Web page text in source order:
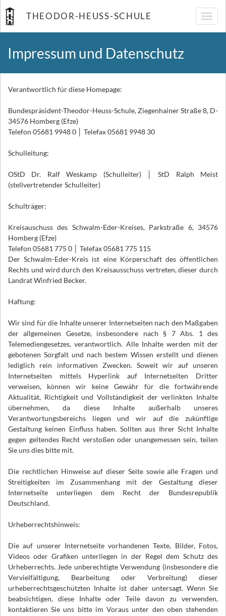
THEODOR-HEUSS-SCHULE
Impressum und Datenschutz
Verantwortlich für diese Homepage:
Bundespräsident-Theodor-Heuss-Schule, Ziegenhainer Straße 8, D-
34576 Homberg (Efze)
Telefon 05681 9948 0 │ Telefax 05681 9948 30
Schulleitung:
OStD Dr. Ralf Weskamp (Schulleiter) │ StD Ralph Meist
(stellvertretender Schulleiter)
Schulträger:
Kreisauschuss des Schwalm-Eder-Kreises, Parkstraße 6, 34576
Homberg (Efze)
Telefon 05681 775 0 │ Telefax 05681 775 115
Der Schwalm-Eder-Kreis ist eine Körperschaft des öffentlichen
Rechts und wird durch den Kreisausschuss vertreten, dieser durch
Landrat Winfried Becker.
Haftung:
Wir sind für die Inhalte unserer Internetseiten nach den Maßgaben
der allgemeinen Gesetze, insbesondere nach § 7 Abs. 1 des
Telemediengesetzes, verantwortlich. Alle Inhalte werden mit der
gebotenen Sorgfalt und nach bestem Wissen erstellt und dienen
lediglich rein informativen Zwecken. Soweit wir auf unseren
Internetseiten mittels Hyperlink auf Internetseiten Dritter
verweisen, können wir keine Gewähr für die fortwährende
Aktualität, Richtigkeit und Vollständigkeit der verlinkten Inhalte
übernehmen, da diese Inhalte außerhalb unseres
Verantwortungsbereichs liegen und wir auf die zukünftige
Gestaltung keinen Einfluss haben. Sollten aus Ihrer Sicht Inhalte
gegen geltendes Recht verstoßen oder unangemessen sein, teilen
Sie uns dies bitte mit.
Die rechtlichen Hinweise auf dieser Seite sowie alle Fragen und
Streitigkeiten im Zusammenhang mit der Gestaltung dieser
Internetseite unterliegen dem Recht der Bundesrepublik
Deutschland.
Urheberrechtshinweis:
Die auf unserer Internetseite vorhandenen Texte, Bilder, Fotos,
Videos oder Grafiken unterliegen in der Regel dem Schutz des
Urheberrechts. Jede unberechtigte Verwendung (insbesondere die
Vervielfältigung, Bearbeitung oder Verbreitung) dieser
urheberrechtsgeschützten Inhalte ist daher untersagt. Wenn Sie
beabsichtigen, diese Inhalte oder Teile davon zu verwenden,
kontaktieren Sie uns bitte im Voraus unter den oben stehenden